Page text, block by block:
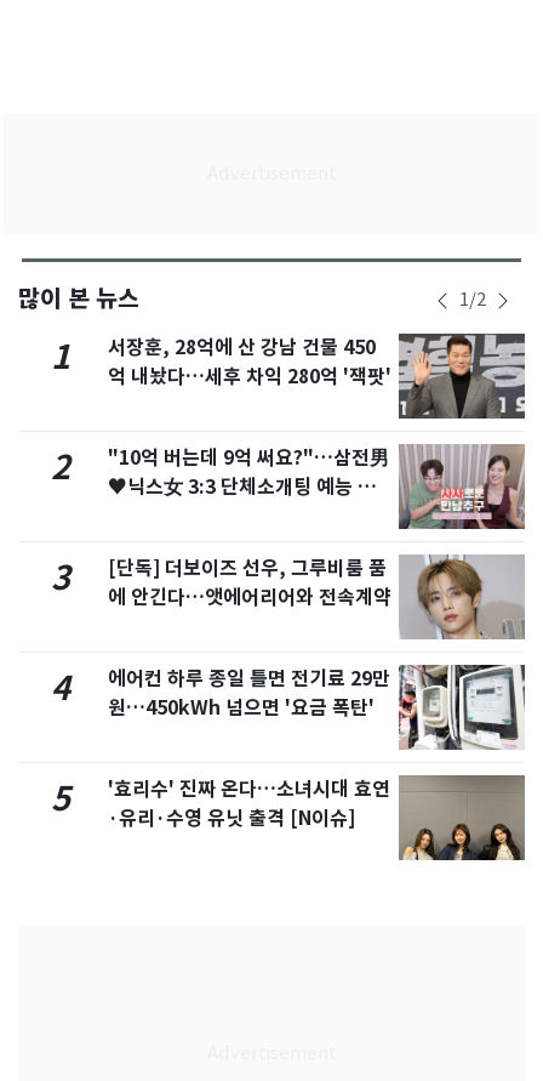
많이 본 뉴스 1/2
1
서장훈, 28억에 산 강남 건물 450
억 내놨다…세후 차익 280억 '잭팟'
2
"10억 버는데 9억 써요?"…삼전男
♥닉스女 3:3 단체소개팅 예능 화
3
[단독] 더보이즈 선우, 그루비룸 품
에 안긴다…앳에어리어와 전속계약
4
에어컨 하루 종일 틀면 전기료 29만
원…450kWh 넘으면 '요금 폭탄'
5
'효리수' 진짜 온다…소녀시대 효연
·유리·수영 유닛 출격 [N이슈]